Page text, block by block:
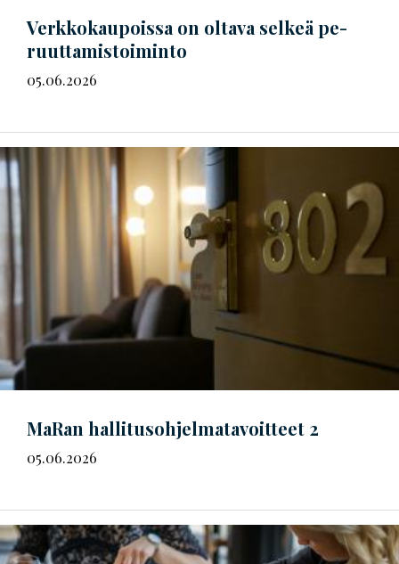
Verkkokaupoissa on oltava selkeä pe­
ruut­ta­mis­toi­min­to
05.06.2026
MaRan hal­li­tus­oh­jel­ma­ta­voit­teet 2
05.06.2026